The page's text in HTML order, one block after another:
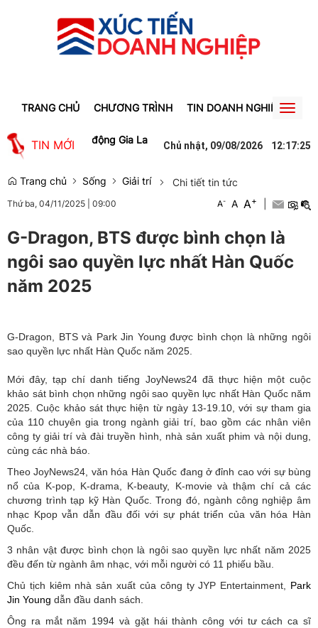
TRANG CHỦ CHƯƠNG TRÌNH TIN DOANH NGHIỆP Toggle
TIN MỚI
làm cho lao động Gia Lai Người phụ nữ ở Hưng Yên suýt bị
Chủ nhật, 09/08/2026 12:17:25
Trang chủ Sống Giải trí Chi tiết tin tức
Thứ ba, 04/11/2025 09:00 A- A A+
G-Dragon, BTS được bình chọn là
ngôi sao quyền lực nhất Hàn Quốc
năm 2025
G-Dragon, BTS và Park Jin Young được bình chọn là những ngôi
sao quyền lực nhất Hàn Quốc năm 2025.
Mới đây, tạp chí danh tiếng JoyNews24 đã thực hiện một cuộc
khảo sát bình chọn những ngôi sao quyền lực nhất Hàn Quốc năm
2025. Cuộc khảo sát thực hiện từ ngày 13-19.10, với sự tham gia
của 110 chuyên gia trong ngành giải trí, bao gồm các nhân viên
công ty giải trí và đài truyền hình, nhà sản xuất phim và nội dung,
cùng các nhà báo.
Theo JoyNews24, văn hóa Hàn Quốc đang ở đỉnh cao với sự bùng
nổ của K-pop, K-drama, K-beauty, K-movie và thậm chí cả các
chương trình tạp kỹ Hàn Quốc. Trong đó, ngành công nghiệp âm
nhạc Kpop vẫn dẫn đầu đối với sự phát triển của văn hóa Hàn
Quốc.
3 nhân vật được bình chọn là ngôi sao quyền lực nhất năm 2025
đều đến từ ngành âm nhạc, với mỗi người có 11 phiếu bầu.
Chủ tịch kiêm nhà sản xuất của công ty JYP Entertainment, Park
Jin Young dẫn đầu danh sách.
Ông ra mắt năm 1994 và gặt hái thành công với tư cách ca sĩ